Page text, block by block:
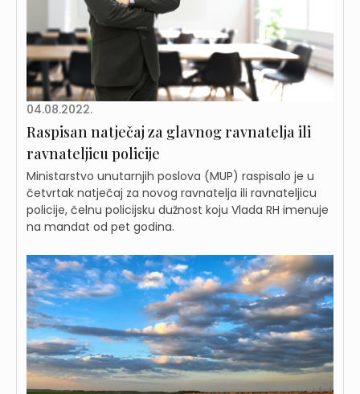
04.08.2022.
Raspisan natječaj za glavnog ravnatelja ili
ravnateljicu policije
Ministarstvo unutarnjih poslova (MUP) raspisalo je u
četvrtak natječaj za novog ravnatelja ili ravnateljicu
policije, čelnu policijsku dužnost koju Vlada RH imenuje
na mandat od pet godina.